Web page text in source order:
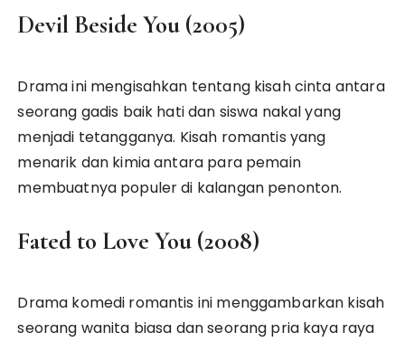
Devil Beside You (2005)
Drama ini mengisahkan tentang kisah cinta antara
seorang gadis baik hati dan siswa nakal yang
menjadi tetangganya. Kisah romantis yang
menarik dan kimia antara para pemain
membuatnya populer di kalangan penonton.
Fated to Love You (2008)
Drama komedi romantis ini menggambarkan kisah
seorang wanita biasa dan seorang pria kaya raya